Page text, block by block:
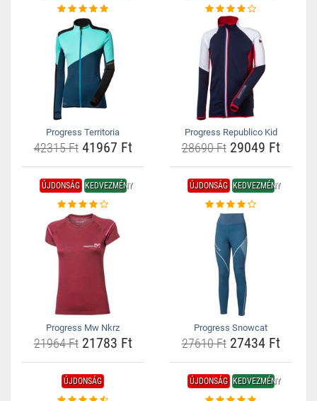
Progress Territoria
42315 Ft41967 Ft
Progress Republico Kid
28690 Ft29049 Ft
ÚJDONSÁG KEDVEZMÉNY
Progress Mw Nkrz
21964 Ft21783 Ft
ÚJDONSÁG KEDVEZMÉNY
Progress Snowcat
27610 Ft27434 Ft
ÚJDONSÁG ÚJDONSÁG KEDVEZMÉNY